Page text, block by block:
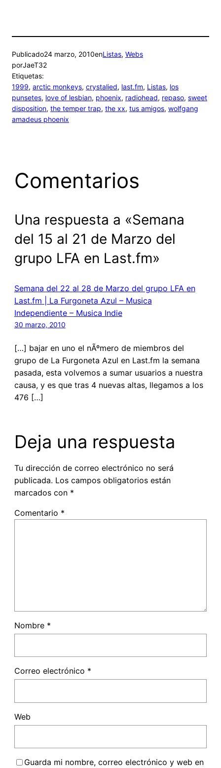
Publicado24 marzo, 2010enListas, Webs
porJaeT32
Etiquetas:
1999, arctic monkeys, crystalied, last.fm, Listas, los
punsetes, love of lesbian, phoenix, radiohead, repaso, sweet
disposition, the temper trap, the xx, tus amigos, wolfgang
amadeus phoenix
Comentarios
Una respuesta a «Semana
del 15 al 21 de Marzo del
grupo LFA en Last.fm»
Semana del 22 al 28 de Marzo del grupo LFA en
Last.fm | La Furgoneta Azul – Musica
Independiente – Musica Indie
30 marzo, 2010
[…] bajar en uno el nÃºmero de miembros del
grupo de La Furgoneta Azul en Last.fm la semana
pasada, esta volvemos a sumar usuarios a nuestra
causa, y es que tras 4 nuevas altas, llegamos a los
476 […]
Deja una respuesta
Tu dirección de correo electrónico no será
publicada. Los campos obligatorios están
marcados con *
Comentario *
Nombre *
Correo electrónico *
Web
Guarda mi nombre, correo electrónico y web en